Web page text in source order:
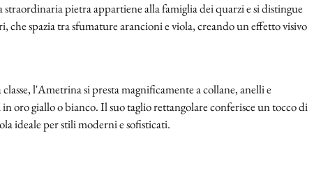
pietra appartiene alla famiglia dei quarzi e si distingue
che spazia tra sfumature arancioni e viola, creando un effetto visivo
l'Ametrina si presta magnificamente a collane, anelli e
oro giallo o bianco. Il suo taglio rettangolare conferisce un tocco di
ideale per stili moderni e sofisticati.